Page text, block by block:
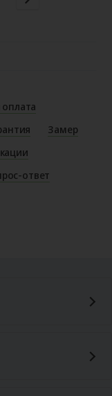
Замер
ответ